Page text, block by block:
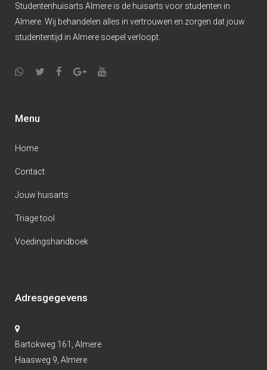
Studentenhuisarts Almere is de huisarts voor studenten in
Almere. Wij behandelen alles in vertrouwen en zorgen dat jouw
studententijd in Almere soepel verloopt.
Menu
Home
Contact
Jouw huisarts
Triage tool
Voedingshandboek
Adresgegevens
Bartokweg 161, Almere
Haasweg 9, Almere